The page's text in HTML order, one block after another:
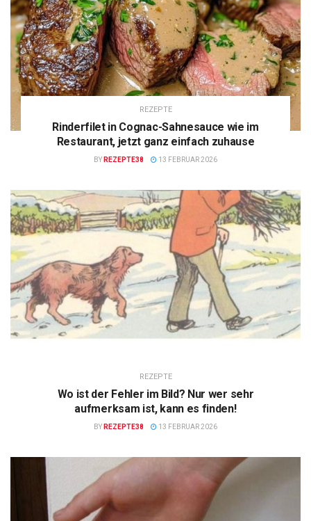
REZEPTE
Rinderfilet in Cognac-Sahnesauce wie im
Restaurant, jetzt ganz einfach zuhause
BY REZEPTE38 13 FEBRUAR 2026
REZEPTE
Wo ist der Fehler im Bild? Nur wer sehr
aufmerksam ist, kann es finden!
BY REZEPTE38 13 FEBRUAR 2026